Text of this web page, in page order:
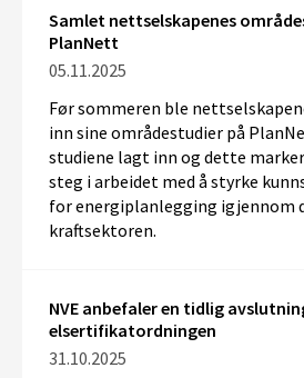
Samlet nettselskapenes
PlanNett
05.11.2025
Før sommeren ble
inn sine områdestudier på
studiene lagt inn og dette
steg i arbeidet med å styrke
for energiplanlegging igjennom
kraftsektoren.
NVE anbefaler en tidlig
elsertifikatordningen
31.10.2025